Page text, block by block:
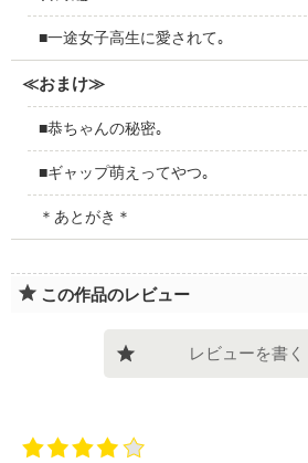
■一途女子高生に愛されて｡
≪おまけ≫
■恭ちゃんの秘密｡
■ギャップ萌えってやつ｡
＊あとがき＊
この作品のレビュー
レビューを書く